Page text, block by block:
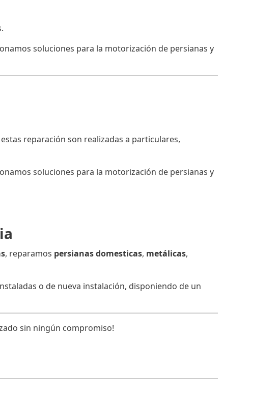
soluciones para la motorización de persianas y
estas reparación son realizadas a particulares,
soluciones para la motorización de persianas y
, reparamos persianas domesticas, metálicas,
o de nueva instalación, disponiendo de un
sin ningún compromiso!